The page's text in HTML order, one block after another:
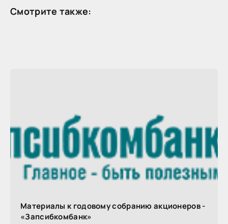
Смотрите также:
Материалы к годовому собранию акционеров -
«Запсибкомбанк»